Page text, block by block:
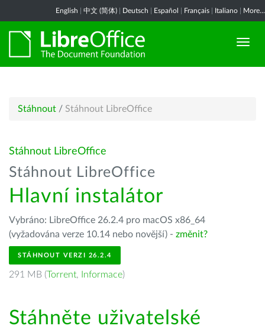
English 中文 (简体) Deutsch Español Français Italiano More...
Stáhnout / Stáhnout LibreOffice
Stáhnout LibreOffice
Stáhnout LibreOffice
Hlavní instalátor
Vybráno: LibreOffice 26.2.4 pro macOS x86_64
(vyžadována verze 10.14 nebo novější) - změnit?
STÁHNOUT VERZI 26.2.4
291 MB (Torrent, Informace)
Stáhněte uživatelské